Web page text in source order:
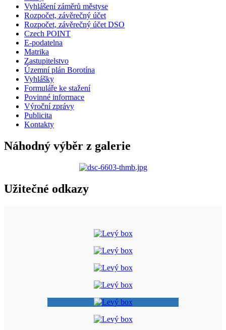
Vyhlášení záměrů městyse
Rozpočet, závěrečný účet
Rozpočet, závěrečný účet DSO
Czech POINT
E-podatelna
Matrika
Zastupitelstvo
Územní plán Borotína
Vyhlášky
Formuláře ke stažení
Povinné informace
Výroční zprávy
Publicita
Kontakty
Náhodný výběr z galerie
Užitečné odkazy